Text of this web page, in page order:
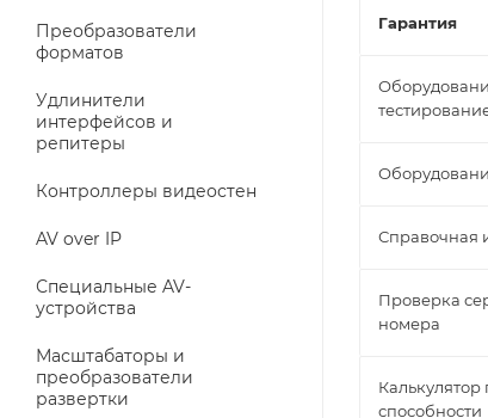
Преобразователи
форматов
Удлинители
интерфейсов и
репитеры
Контроллеры видеостен
AV over IP
Специальные AV-
устройства
Масштабаторы и
преобразователи
развертки
Гарантия
Справочная
Проверка
номера
способности